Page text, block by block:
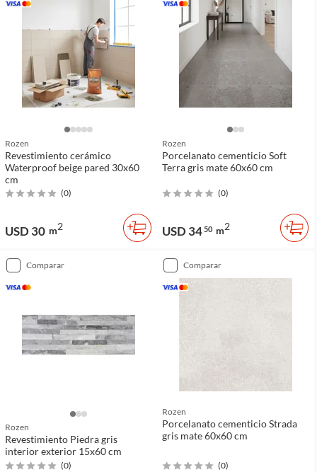
Rozen
Revestimiento cerámico
Waterproof beige pared 30x60
cm
(0)
USD 30 m2
Rozen
Porcelanato cementicio Soft
Terra gris mate 60x60 cm
(0)
USD 3450 m2
comparar
Rozen
Revestimiento Piedra gris
interior exterior 15x60 cm
(0)
comparar
Rozen
Porcelanato cementicio Strada
gris mate 60x60 cm
(0)